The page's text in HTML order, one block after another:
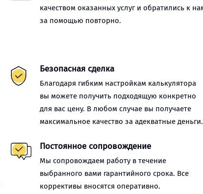
качеством оказанных услуг и обратились к
за помощью повторно.
Безопасная сделка
Благодаря гибким настройкам калькулятора
вы можете получить подходящую конкретно
для вас цену. В любом случае вы получаете
максимальное качество за адекватные деньги.
Постоянное сопровождение
Мы сопровождаем работу в течение
выбранного вами гарантийного срока. Все
коррективы вносятся оперативно.